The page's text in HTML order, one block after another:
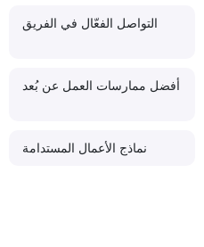
التواصل الفعّال في الفريق
أفضل ممارسات العمل عن بُعد
نماذج الأعمال المستدامة